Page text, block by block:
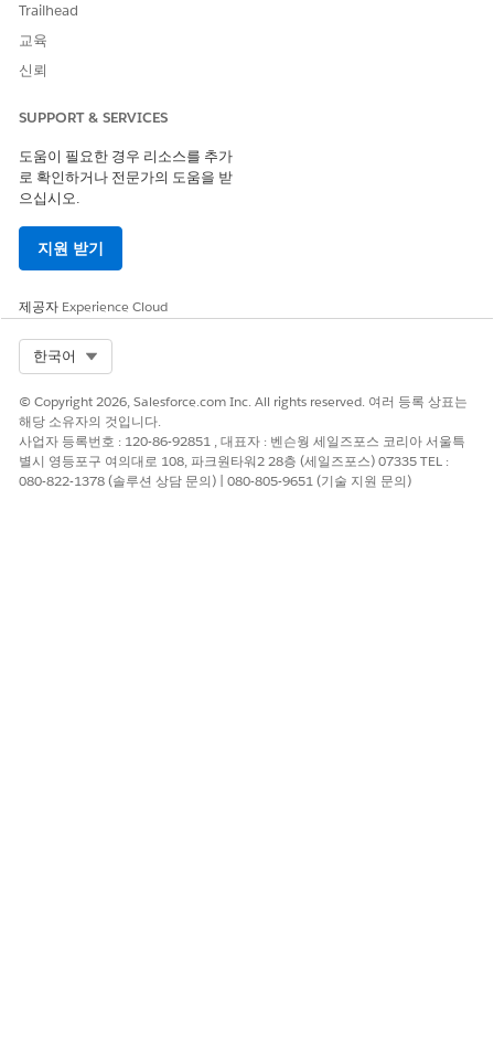
Trailhead
교육
신뢰
SUPPORT & SERVICES
도움이 필요한 경우 리소스를 추가
로 확인하거나 전문가의 도움을 받
으십시오.
지원 받기
제공자 Experience Cloud
한국어
© Copyright 2026, Salesforce.com Inc. All rights reserved. 여러 등록 상표는
해당 소유자의 것입니다.
사업자 등록번호 : 120-86-92851 , 대표자 : 벤슨웡 세일즈포스 코리아 서울특
별시 영등포구 여의대로 108, 파크원타워2 28층 (세일즈포스) 07335 TEL :
080-822-1378 (솔루션 상담 문의) | 080-805-9651 (기술 지원 문의)